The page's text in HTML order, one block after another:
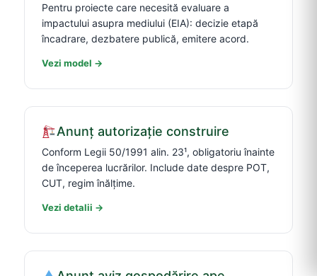
Pentru proiecte care necesită evaluare a
impactului asupra mediului (EIA): decizie etapă
încadrare, dezbatere publică, emitere acord.
Vezi model →
Anunț autorizație construire
Conform Legii 50/1991 alin. 23¹, obligatoriu înainte
de începerea lucrărilor. Include date despre POT,
CUT, regim înălțime.
Vezi detalii →